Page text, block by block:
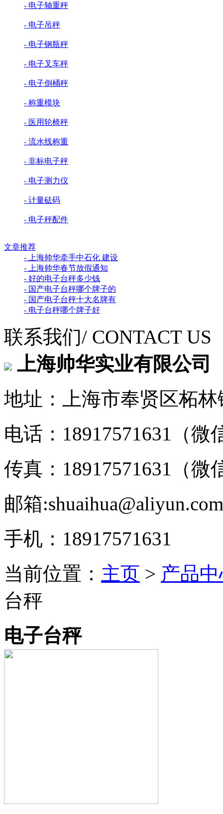
- 电子轴重秤
- 电子吊秤
- 电子钢瓶秤
- 电子叉车秤
- 电子倒桶秤
- 称重模块
- 医用轮椅秤
- 流水线称重
- 非标电子秤
- 电子测力仪
- 计量砝码
- 电子秤配件
文章推荐
- 上海帅华牵手中石化 建设
- 上海帅华春节放假通知
- 好的电子台秤多少钱
- 国产电子台秤哪个牌子的
- 国产电子台秤十大名牌有
- 电子台秤哪个牌子好
联系我们/ CONTACT US
上海帅华实业有限公司
地址：上海市奉贤区柘林
电话：18917571631（微
传真：18917571631（微
邮箱:shuaihua@aliyun.com
手机：18917571631
当前位置： 主页 > 产品
台秤
电子台秤